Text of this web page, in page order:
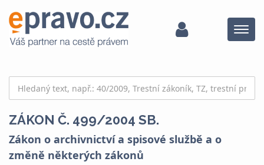
Menu
ZÁKON Č. 499/2004 SB.
Zákon o archivnictví a spisové službě a o
změně některých zákonů